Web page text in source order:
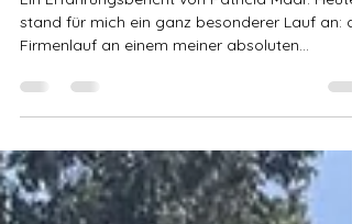
Unterfranken
Ein Erfahrungsbericht von Patricia Maar. Heute
Firmenlauf an einem meiner absoluten
Lieblingsorte in Unterfranken. Umso besser hat
frei hatte und den Tag komplett genießen
konnte. An den Start ging ich über meinen
Verein – was zum Glück problemlos möglich